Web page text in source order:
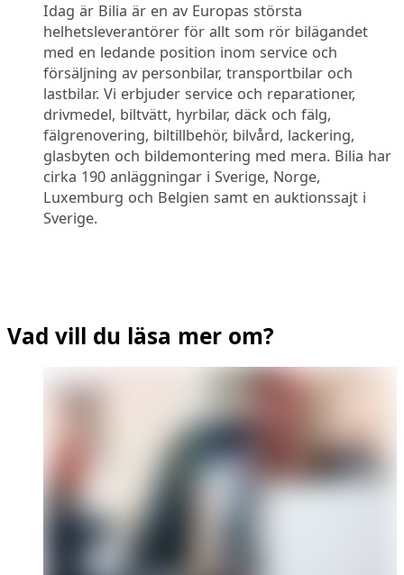
Idag är Bilia är en av Europas största
helhetsleverantörer för allt som rör bilägandet
med en ledande position inom service och
försäljning av personbilar, transportbilar och
lastbilar. Vi erbjuder service och reparationer,
drivmedel, biltvätt, hyrbilar, däck och fälg,
fälgrenovering, biltillbehör, bilvård, lackering,
glasbyten och bildemontering med mera. Bilia har
cirka 190 anläggningar i Sverige, Norge,
Luxemburg och Belgien samt en auktionssajt i
Sverige.
Vad vill du läsa mer om?